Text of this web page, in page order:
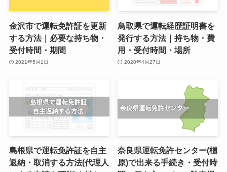
金沢市で運転免許証を更新
する方法｜必要な持ち物・
受付時間・期間
2021年5月1日
鳥取県で運転経歴証明書を
発行する方法｜持ち物・費
用・受付時間・場所
2020年4月27日
島根県で運転免許証を自主
返納・取消する方法(代理人
奈良県運転免許センター(橿
原)で出来る手続き・受付時